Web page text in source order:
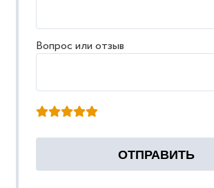
Вопрос или отзыв